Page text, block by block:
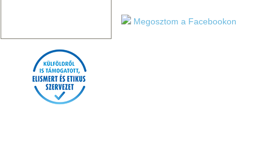
Megosztom a Facebookon